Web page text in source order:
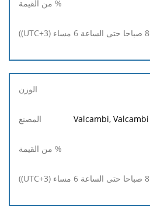
Valcambi,